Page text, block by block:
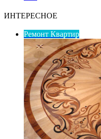
ИНТЕРЕСНОЕ
Ремонт Квартир